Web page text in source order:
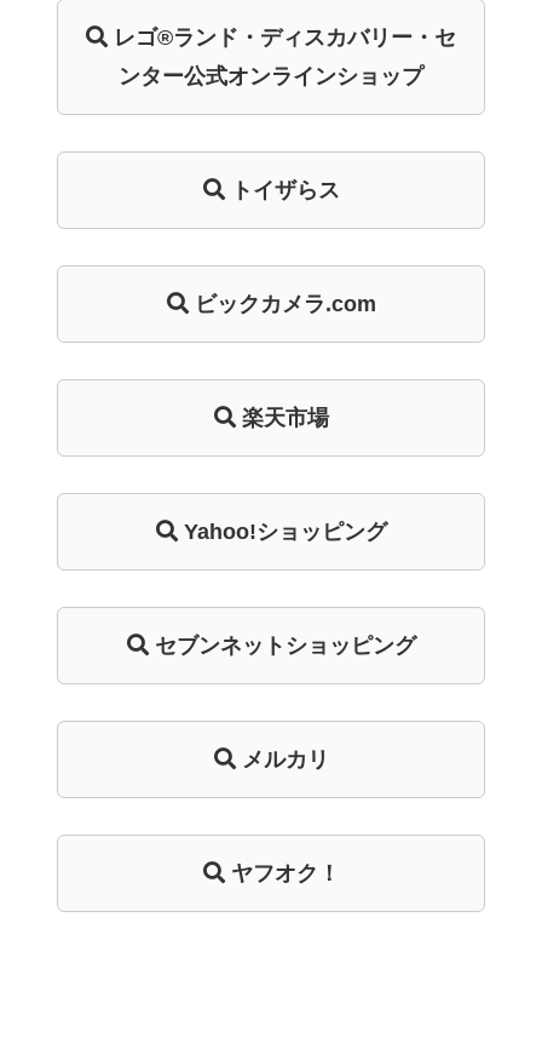
レゴ®ランド・ ディスカバリー・ セ
ンター公式オンラインショップ
トイザらス
ビックカメラ.com
楽天市場
Yahoo!ショッピング
セブンネットショッピング
メルカリ
ヤフオク！